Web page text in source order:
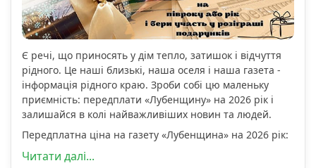
Є речі, що приносять у дім тепло, затишок і відчуття
рідного. Це наші близькі, наша оселя і наша газета -
інформація рідного краю. Зроби собі цю маленьку
приємність: передплати «Лубенщину» на 2026 рік і
залишайся в колі найважливіших новин та людей.
Передплатна ціна на газету «Лубенщина» на 2026 рік:
Читати далі...